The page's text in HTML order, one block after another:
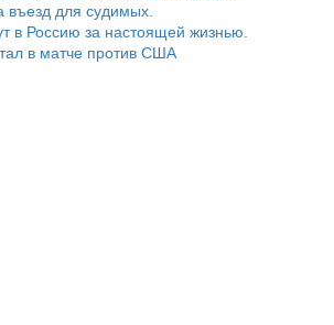
въезд для судимых.
в Россию за настоящей жизнью.
в матче против США